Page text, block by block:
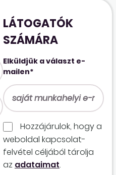
LÁTOGATÓK
SZÁMÁRA
Elküldjük a választ e-
mailen*
Hozzájárulok, hogy a
weboldal kapcso­lat­
felvétel céljából tárolja
az adataimat.